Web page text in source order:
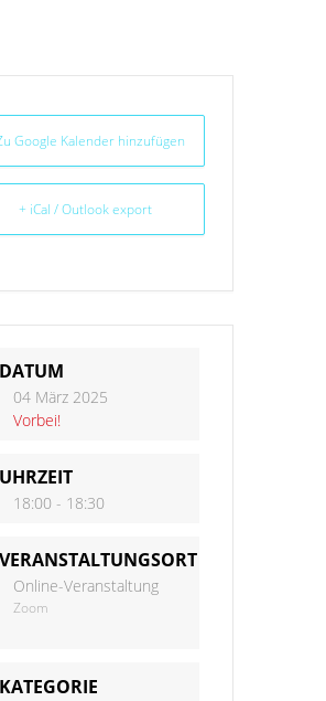
Google Kalender hinzufügen
+ iCal / Outlook export
DATUM
04 März 2025
Vorbei!
UHRZEIT
18:00 - 18:30
VERANSTALTUNGSORT
Online-Veranstaltung
Zoom
KATEGORIE